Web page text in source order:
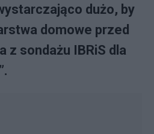
dużo, by
domowe przed
z sondażu IBRiS dla